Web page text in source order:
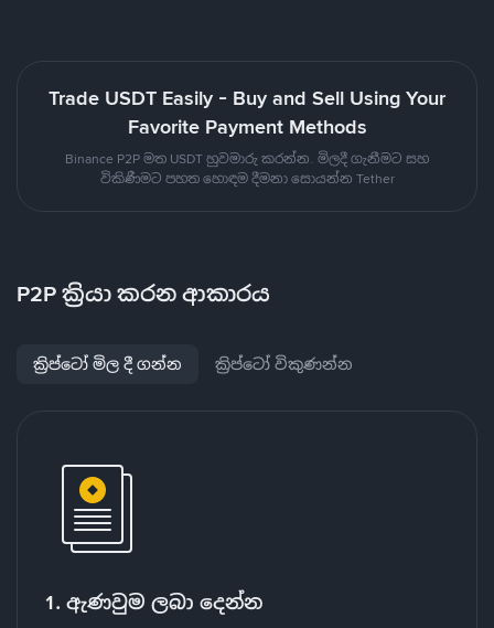
Trade USDT Easily - Buy and Sell Using Your
Favorite Payment Methods
Binance P2P මත USDT හුවමාරු කරන්න. මිලදී ගැනීමට සහ
විකිණීමට පහත හොඳම දීමනා සොයන්න Tether
P2P ක්‍රියා කරන ආකාරය
ක්‍රිප්ටෝ මිල දී ගන්න ක්‍රිප්ටෝ විකුණන්න
1. ඇණවුම ලබා දෙන්න